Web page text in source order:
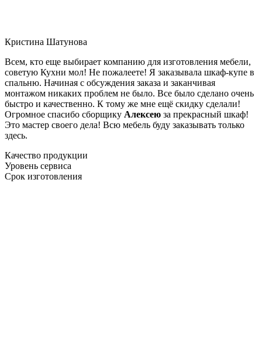
Кристина Шатунова
Всем, кто еще выбирает компанию для изготовления мебели,
советую Кухни мол! Не пожалеете! Я заказывала шкаф-купе в
спальню. Начиная с обсуждения заказа и заканчивая
монтажом никаких проблем не было. Все было сделано очень
быстро и качественно. К тому же мне ещё скидку сделали!
Огромное спасибо сборщику Алексею за прекрасный шкаф!
Это мастер своего дела! Всю мебель буду заказывать только
здесь.
Качество продукции
Уровень сервиса
Срок изготовления